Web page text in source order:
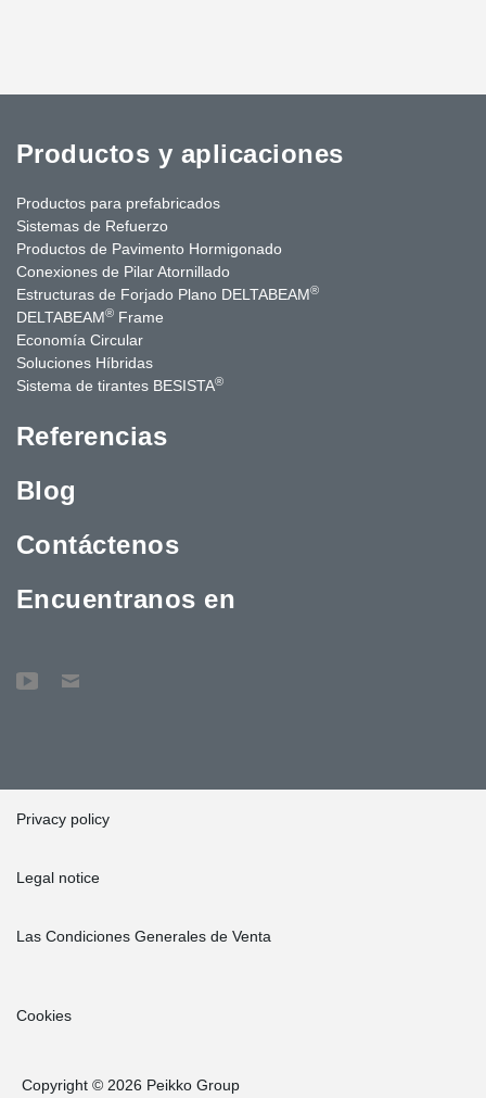
Productos y aplicaciones
Productos para prefabricados
Sistemas de Refuerzo
Productos de Pavimento Hormigonado
Conexiones de Pilar Atornillado
Estructuras de Forjado Plano DELTABEAM®
DELTABEAM® Frame
Economía Circular
Soluciones Híbridas
Sistema de tirantes BESISTA®
Referencias
Blog
Contáctenos
Encuentranos en
Privacy policy
Legal notice
Las Condiciones Generales de Venta
Cookies
Copyright © 2026 Peikko Group